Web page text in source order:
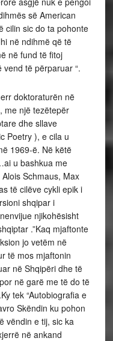
së American
cilin sic do ta pohonte
në ndihmë që të
në fund të fitoj
të përparuar “.
doktoraturën në
me një tezëtepër
dhe sllave
Poetry ), e cila u
1969-ë. Në këtë
u bashkua me
Schmaus, Max
të cilëve cykli epik i
shqipar i
njikohësisht
.”Kaq mjaftonte
jo vetëm në
të mos mjaftonin
në Shqipëri dhe të
në garë me të do të
tek “Autobiografia e
Skëndin ku pohon
vëndin e tij, sic ka
në ankand